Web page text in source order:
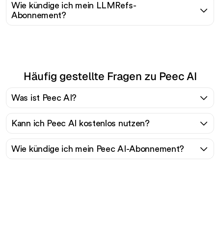
Wie kündige ich mein LLMRefs-
Abonnement?
Häufig gestellte Fragen zu Peec AI
Was ist Peec AI?
Kann ich Peec AI kostenlos nutzen?
Wie kündige ich mein Peec AI-Abonnement?